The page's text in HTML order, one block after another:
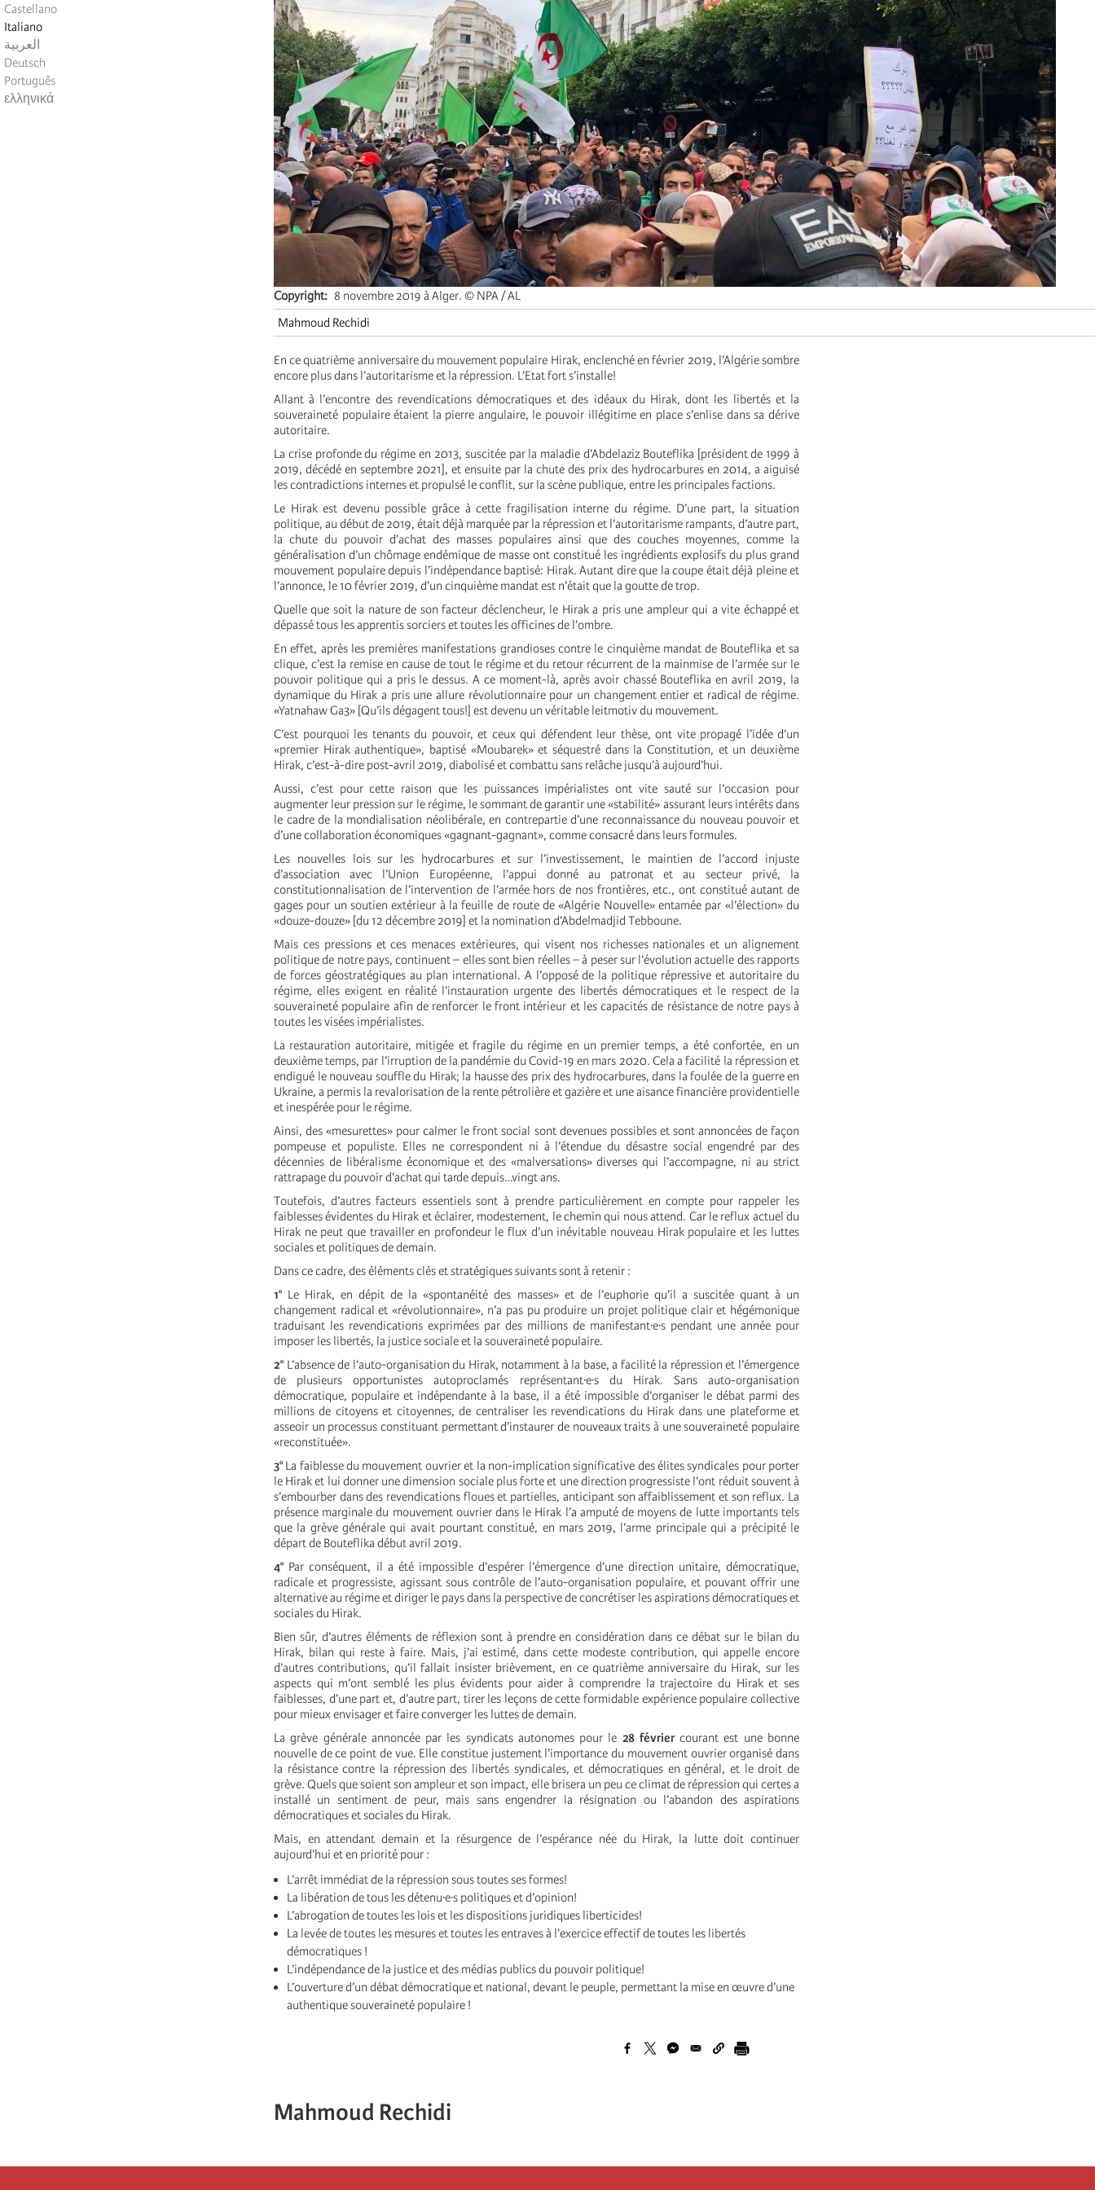
Castellano
Italiano
العربية
Deutsch
Português
ελληνικά
Copyright
8 novembre 2019 à Alger. © NPA / AL
Mahmoud Rechidi
En ce quatrième anniversaire du mouvement populaire Hirak, enclenché en février 2019, l’Algérie sombre
encore plus dans l’autoritarisme et la répression. L’Etat fort s’installe!
Allant à l’encontre des revendications démocratiques et des idéaux du Hirak, dont les libertés et la
souveraineté populaire étaient la pierre angulaire, le pouvoir illégitime en place s’enlise dans sa dérive
autoritaire.
La crise profonde du régime en 2013, suscitée par la maladie d’Abdelaziz Bouteflika [président de 1999 à
2019, décédé en septembre 2021], et ensuite par la chute des prix des hydrocarbures en 2014, a aiguisé
les contradictions internes et propulsé le conflit, sur la scène publique, entre les principales factions.
Le Hirak est devenu possible grâce à cette fragilisation interne du régime. D’une part, la situation
politique, au début de 2019, était déjà marquée par la répression et l’autoritarisme rampants, d’autre part,
la chute du pouvoir d’achat des masses populaires ainsi que des couches moyennes, comme la
généralisation d’un chômage endémique de masse ont constitué les ingrédients explosifs du plus grand
mouvement populaire depuis l’indépendance baptisé: Hirak. Autant dire que la coupe était déjà pleine et
l’annonce, le 10 février 2019, d’un cinquième mandat est n’était que la goutte de trop.
Quelle que soit la nature de son facteur déclencheur, le Hirak a pris une ampleur qui a vite échappé et
dépassé tous les apprentis sorciers et toutes les officines de l’ombre.
En effet, après les premières manifestations grandioses contre le cinquième mandat de Bouteflika et sa
clique, c’est la remise en cause de tout le régime et du retour récurrent de la mainmise de l’armée sur le
pouvoir politique qui a pris le dessus. A ce moment-là, après avoir chassé Bouteflika en avril 2019, la
dynamique du Hirak a pris une allure révolutionnaire pour un changement entier et radical de régime.
«Yatnahaw Ga3» [Qu’ils dégagent tous!] est devenu un véritable leitmotiv du mouvement.
C’est pourquoi les tenants du pouvoir, et ceux qui défendent leur thèse, ont vite propagé l’idée d’un
«premier Hirak authentique», baptisé «Moubarek» et séquestré dans la Constitution, et un deuxième
Hirak, c’est-à-dire post-avril 2019, diabolisé et combattu sans relâche jusqu’à aujourd’hui.
Aussi, c’est pour cette raison que les puissances impérialistes ont vite sauté sur l’occasion pour
augmenter leur pression sur le régime, le sommant de garantir une «stabilité» assurant leurs intérêts dans
le cadre de la mondialisation néolibérale, en contrepartie d’une reconnaissance du nouveau pouvoir et
d’une collaboration économiques «gagnant-gagnant», comme consacré dans leurs formules.
Les nouvelles lois sur les hydrocarbures et sur l’investissement, le maintien de l’accord injuste
d’association avec l’Union Européenne, l’appui donné au patronat et au secteur privé, la
constitutionnalisation de l’intervention de l’armée hors de nos frontières, etc., ont constitué autant de
gages pour un soutien extérieur à la feuille de route de «Algérie Nouvelle» entamée par «l’élection» du
«douze-douze» [du 12 décembre 2019] et la nomination d’Abdelmadjid Tebboune.
Mais ces pressions et ces menaces extérieures, qui visent nos richesses nationales et un alignement
politique de notre pays, continuent – elles sont bien réelles – à peser sur l’évolution actuelle des rapports
de forces géostratégiques au plan international. A l’opposé de la politique répressive et autoritaire du
régime, elles exigent en réalité l’instauration urgente des libertés démocratiques et le respect de la
souveraineté populaire afin de renforcer le front intérieur et les capacités de résistance de notre pays à
toutes les visées impérialistes.
La restauration autoritaire, mitigée et fragile du régime en un premier temps, a été confortée, en un
deuxième temps, par l’irruption de la pandémie du Covid-19 en mars 2020. Cela a facilité la répression et
endigué le nouveau souffle du Hirak; la hausse des prix des hydrocarbures, dans la foulée de la guerre en
Ukraine, a permis la revalorisation de la rente pétrolière et gazière et une aisance financière providentielle
et inespérée pour le régime.
Ainsi, des «mesurettes» pour calmer le front social sont devenues possibles et sont annoncées de façon
pompeuse et populiste. Elles ne correspondent ni à l’étendue du désastre social engendré par des
décennies de libéralisme économique et des «malversations» diverses qui l’accompagne, ni au strict
rattrapage du pouvoir d’achat qui tarde depuis…vingt ans.
Toutefois, d’autres facteurs essentiels sont à prendre particulièrement en compte pour rappeler les
faiblesses évidentes du Hirak et éclairer, modestement, le chemin qui nous attend. Car le reflux actuel du
Hirak ne peut que travailler en profondeur le flux d’un inévitable nouveau Hirak populaire et les luttes
sociales et politiques de demain.
Dans ce cadre, des éléments clés et stratégiques suivants sont à retenir :
1° Le Hirak, en dépit de la «spontanéité des masses» et de l’euphorie qu’il a suscitée quant à un
changement radical et «révolutionnaire», n’a pas pu produire un projet politique clair et hégémonique
traduisant les revendications exprimées par des millions de manifestant·e·s pendant une année pour
imposer les libertés, la justice sociale et la souveraineté populaire.
2° L’absence de l’auto-organisation du Hirak, notamment à la base, a facilité la répression et l’émergence
de plusieurs opportunistes autoproclamés représentant·e·s du Hirak. Sans auto-organisation
démocratique, populaire et indépendante à la base, il a été impossible d’organiser le débat parmi des
millions de citoyens et citoyennes, de centraliser les revendications du Hirak dans une plateforme et
asseoir un processus constituant permettant d’instaurer de nouveaux traits à une souveraineté populaire
«reconstituée».
3° La faiblesse du mouvement ouvrier et la non-implication significative des élites syndicales pour porter
le Hirak et lui donner une dimension sociale plus forte et une direction progressiste l’ont réduit souvent à
s’embourber dans des revendications floues et partielles, anticipant son affaiblissement et son reflux. La
présence marginale du mouvement ouvrier dans le Hirak l’a amputé de moyens de lutte importants tels
que la grève générale qui avait pourtant constitué, en mars 2019, l’arme principale qui a précipité le
départ de Bouteflika début avril 2019.
4° Par conséquent, il a été impossible d’espérer l’émergence d’une direction unitaire, démocratique,
radicale et progressiste, agissant sous contrôle de l’auto-organisation populaire, et pouvant offrir une
alternative au régime et diriger le pays dans la perspective de concrétiser les aspirations démocratiques et
sociales du Hirak.
Bien sûr, d’autres éléments de réflexion sont à prendre en considération dans ce débat sur le bilan du
Hirak, bilan qui reste à faire. Mais, j’ai estimé, dans cette modeste contribution, qui appelle encore
d’autres contributions, qu’il fallait insister brièvement, en ce quatrième anniversaire du Hirak, sur les
aspects qui m’ont semblé les plus évidents pour aider à comprendre la trajectoire du Hirak et ses
faiblesses, d’une part et, d’autre part, tirer les leçons de cette formidable expérience populaire collective
pour mieux envisager et faire converger les luttes de demain.
La grève générale annoncée par les syndicats autonomes pour le 28 févriercourant est une bonne
nouvelle de ce point de vue. Elle constitue justement l’importance du mouvement ouvrier organisé dans
la résistance contre la répression des libertés syndicales, et démocratiques en général, et le droit de
grève. Quels que soient son ampleur et son impact, elle brisera un peu ce climat de répression qui certes a
installé un sentiment de peur, mais sans engendrer la résignation ou l’abandon des aspirations
démocratiques et sociales du Hirak.
Mais, en attendant demain et la résurgence de l’espérance née du Hirak, la lutte doit continuer
aujourd’hui et en priorité pour :
L’arrêt immédiat de la répression sous toutes ses formes!
La libération de tous les détenu·e·s politiques et d’opinion!
L’abrogation de toutes les lois et les dispositions juridiques liberticides!
La levée de toutes les mesures et toutes les entraves à l’exercice effectif de toutes les libertés
démocratiques !
L’indépendance de la justice et des médias publics du pouvoir politique!
L’ouverture d’un débat démocratique et national, devant le peuple, permettant la mise en œuvre d’une
authentique souveraineté populaire !
Mahmoud Rechidi